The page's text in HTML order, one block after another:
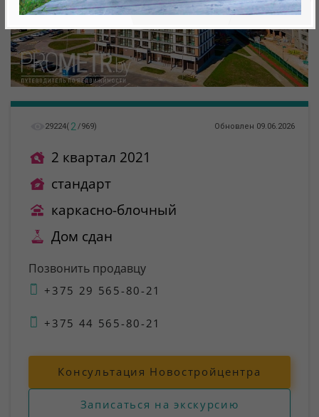
29224( 2 /969) Обновлен 09.06.2026
2 квартал 2021
стандарт
каркасно-блочный
Дом сдан
Позвонить продавцу
+375 29 565-80-21
+375 44 565-80-21
Консультация Новостройцентра
Записаться на экскурсию